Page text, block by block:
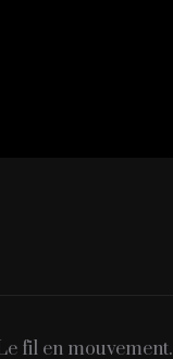
fil en mouvement.